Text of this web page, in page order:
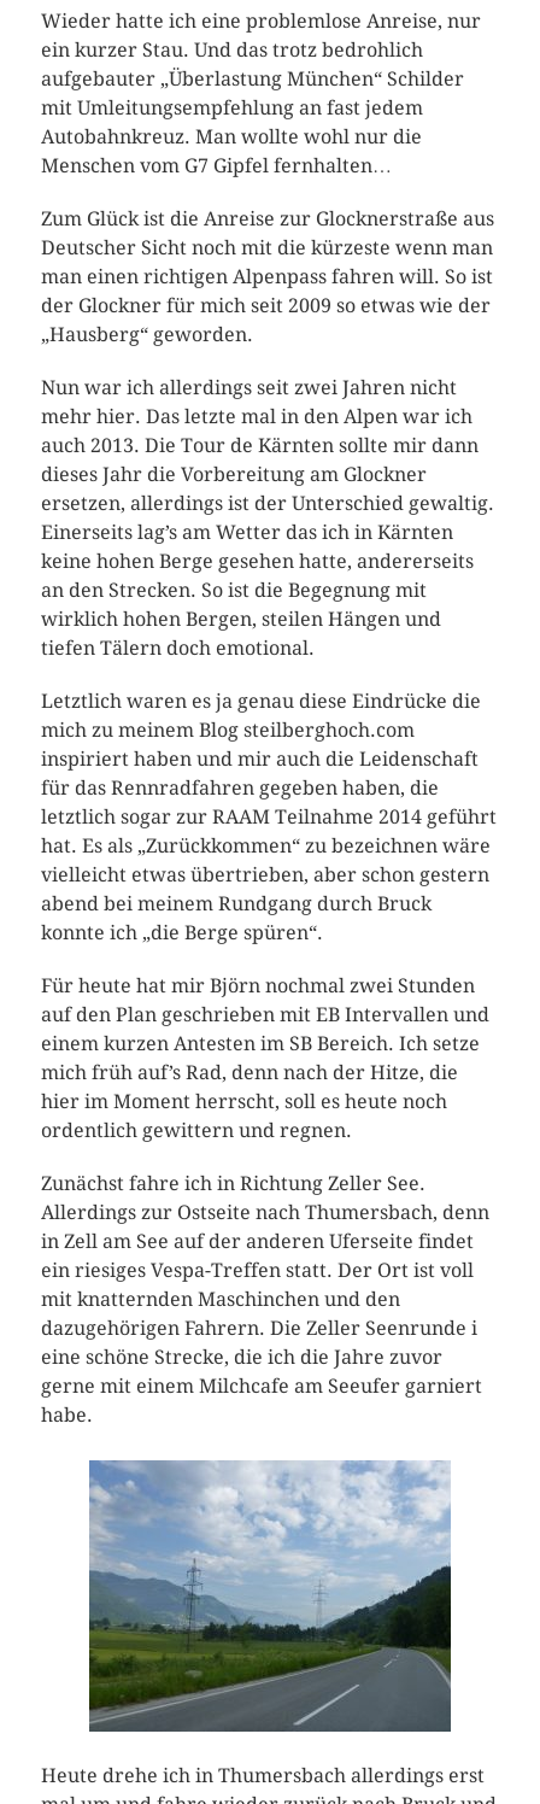
Wieder hatte ich eine problemlose Anreise, nur
ein kurzer Stau. Und das trotz bedrohlich
aufgebauter „Überlastung München“ Schilder
mit Umleitungsempfehlung an fast jedem
Autobahnkreuz. Man wollte wohl nur die
Menschen vom G7 Gipfel fernhalten…
Zum Glück ist die Anreise zur Glocknerstraße aus
Deutscher Sicht noch mit die kürzeste wenn man
man einen richtigen Alpenpass fahren will. So ist
der Glockner für mich seit 2009 so etwas wie der
„Hausberg“ geworden.
Nun war ich allerdings seit zwei Jahren nicht
mehr hier. Das letzte mal in den Alpen war ich
auch 2013. Die Tour de Kärnten sollte mir dann
dieses Jahr die Vorbereitung am Glockner
ersetzen, allerdings ist der Unterschied gewaltig.
Einerseits lag’s am Wetter das ich in Kärnten
keine hohen Berge gesehen hatte, andererseits
an den Strecken. So ist die Begegnung mit
wirklich hohen Bergen, steilen Hängen und
tiefen Tälern doch emotional.
Letztlich waren es ja genau diese Eindrücke die
mich zu meinem Blog steilberghoch.com
inspiriert haben und mir auch die Leidenschaft
für das Rennradfahren gegeben haben, die
letztlich sogar zur RAAM Teilnahme 2014 geführt
hat. Es als „Zurückkommen“ zu bezeichnen wäre
vielleicht etwas übertrieben, aber schon gestern
abend bei meinem Rundgang durch Bruck
konnte ich „die Berge spüren“.
Für heute hat mir Björn nochmal zwei Stunden
auf den Plan geschrieben mit EB Intervallen und
einem kurzen Antesten im SB Bereich. Ich setze
mich früh auf’s Rad, denn nach der Hitze, die
hier im Moment herrscht, soll es heute noch
ordentlich gewittern und regnen.
Zunächst fahre ich in Richtung Zeller See.
Allerdings zur Ostseite nach Thumersbach, denn
in Zell am See auf der anderen Uferseite findet
ein riesiges Vespa-Treffen statt. Der Ort ist voll
mit knatternden Maschinchen und den
dazugehörigen Fahrern. Die Zeller Seenrunde i
eine schöne Strecke, die ich die Jahre zuvor
gerne mit einem Milchcafe am Seeufer garniert
habe.
Heute drehe ich in Thumersbach allerdings erst